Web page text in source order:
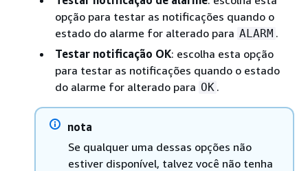
opção para testar as notificações quando o
estado do alarme for alterado para ALARM .
Testar notificação OK: escolha esta opção
para testar as notificações quando o estado
do alarme for alterado para OK .
nota
Se qualquer uma dessas opções não
estiver disponível, talvez você não tenha